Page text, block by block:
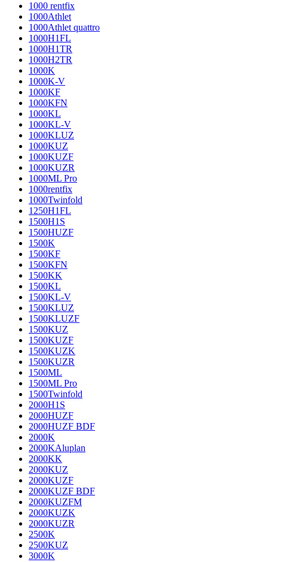
1000 rentfix
1000Athlet
1000Athlet quattro
1000H1FL
1000H1TR
1000H2TR
1000K
1000K-V
1000KF
1000KFN
1000KL
1000KL-V
1000KLUZ
1000KUZ
1000KUZF
1000KUZR
1000ML Pro
1000rentfix
1000Twinfold
1250H1FL
1500H1S
1500HUZF
1500K
1500KF
1500KFN
1500KK
1500KL
1500KL-V
1500KLUZ
1500KLUZF
1500KUZ
1500KUZF
1500KUZK
1500KUZR
1500ML
1500ML Pro
1500Twinfold
2000H1S
2000HUZF
2000HUZF BDF
2000K
2000KAluplan
2000KK
2000KUZ
2000KUZF
2000KUZF BDF
2000KUZFM
2000KUZK
2000KUZR
2500K
2500KUZ
3000K